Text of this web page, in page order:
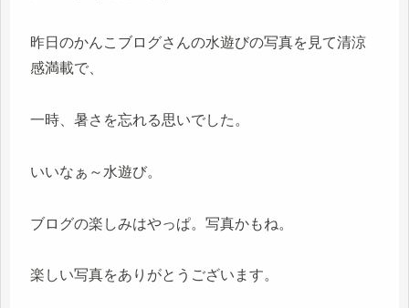
昨日のかんこブログさんの水遊びの写真を見て清涼
感満載で、
一時、暑さを忘れる思いでした。
いいなぁ～水遊び。
ブログの楽しみはやっぱ。写真かもね。
楽しい写真をありがとうございます。